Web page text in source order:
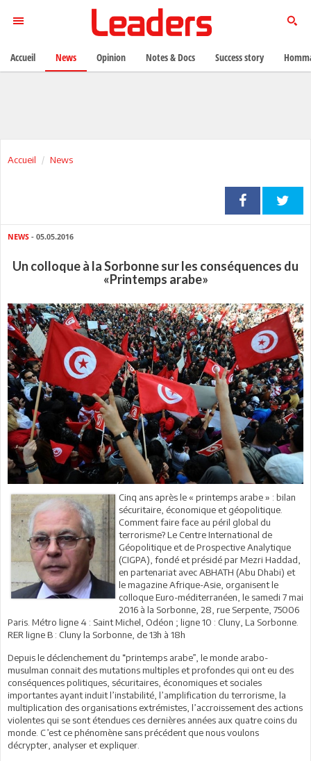
Accueil News
NEWS - 05.05.2016
Un colloque à la Sorbonne sur les conséquences du
«Printemps arabe»
Cinq ans après le « printemps arabe » : bilan
sécuritaire, économique et géopolitique.
Comment faire face au péril global du
terrorisme? Le Centre International de
Géopolitique et de Prospective Analytique
(CIGPA), fondé et présidé par Mezri Haddad,
en partenariat avec ABHATH (Abu Dhabi) et
le magazine Afrique-Asie, organisent le
colloque Euro-méditerranéen, le samedi 7 mai
2016 à la Sorbonne, 28, rue Serpente, 75006
Paris. Métro ligne 4 : Saint Michel, Odéon ; ligne 10 : Cluny, La Sorbonne.
RER ligne B : Cluny la Sorbonne, de 13h à 18h
Depuis le déclenchement du “printemps arabe”, le monde arabo-
musulman connait des mutations multiples et profondes qui ont eu des
conséquences politiques, sécuritaires, économiques et sociales
importantes ayant induit l’instabilité, l’amplification du terrorisme, la
multiplication des organisations extrémistes, l’accroissement des actions
violentes qui se sont étendues ces dernières années aux quatre coins du
monde. C’est ce phénomène sans précédent que nous voulons
décrypter, analyser et expliquer.
Accueil News Opinion Notes & Docs Success story